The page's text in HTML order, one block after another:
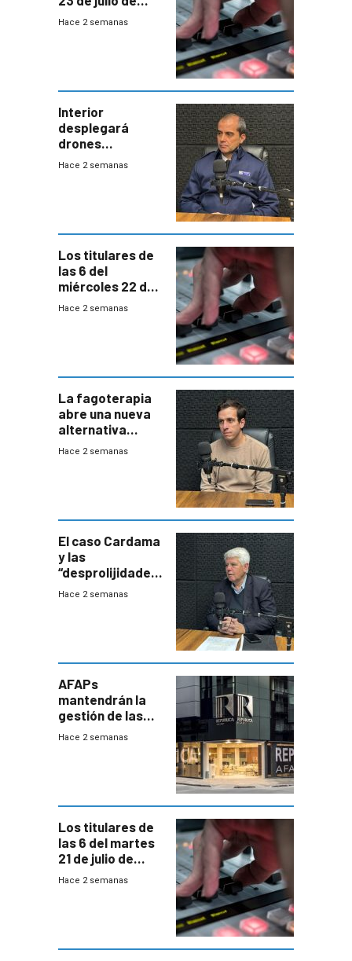
2026
Hace 2 semanas
Interior
desplegará
drones
autónomos para
Hace 2 semanas
Los titulares de
las 6 del
miércoles 22 de
julio de 2026
Hace 2 semanas
La fagoterapia
abre una nueva
alternativa
contra bacterias
innovadora
Hace 2 semanas
El caso Cardama
y las
“desprolijidades”
que la
Hace 2 semanas
AFAPs
mantendrán la
gestión de las
cuentas
Hace 2 semanas
Los titulares de
las 6 del martes
21 de julio de
2026
Hace 2 semanas